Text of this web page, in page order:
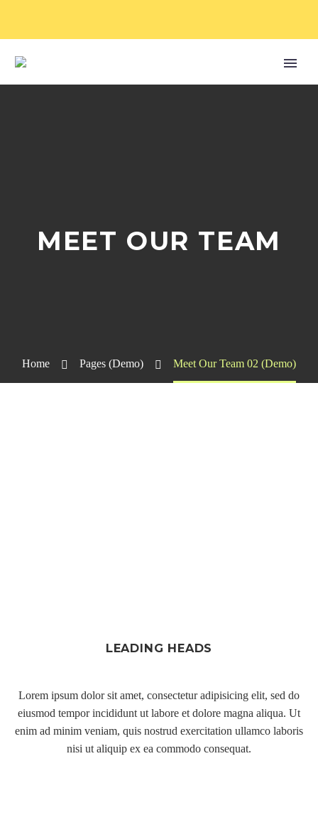
MEET OUR TEAM
Home Pages (Demo) Meet Our Team 02 (Demo)
LEADING HEADS
Lorem ipsum dolor sit amet, consectetur adipisicing elit, sed do
eiusmod tempor incididunt ut labore et dolore magna aliqua. Ut
enim ad minim veniam, quis nostrud exercitation ullamco laboris
nisi ut aliquip ex ea commodo consequat.